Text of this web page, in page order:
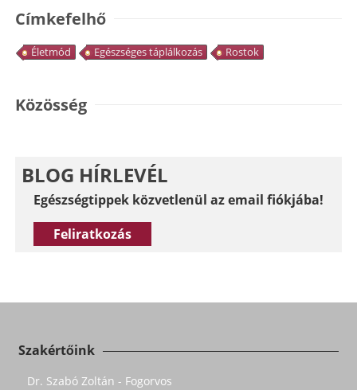
Címkefelhő
Életmód Egészséges táplálkozás Rostok
Közösség
BLOG HÍRLEVÉL
Egészségtippek közvetlenül az email fiókjába!
Feliratkozás
Szakértőink
Dr. Szabó Zoltán - Fogorvos